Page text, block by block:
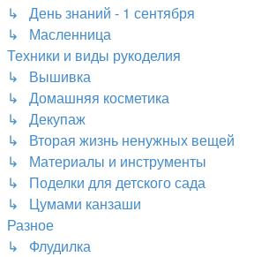
↳ День знаний - 1 сентября
↳ Масленница
Техники и виды рукоделия
↳ Вышивка
↳ Домашняя косметика
↳ Декупаж
↳ Вторая жизнь ненужных вещей
↳ Материалы и инструменты
↳ Поделки для детского сада
↳ Цумами канзаши
Разное
↳ Флудилка